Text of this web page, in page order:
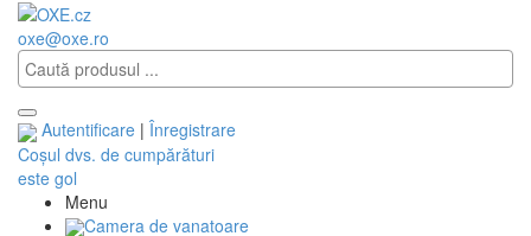
oxe@oxe.ro
Autentificare | Înregistrare
Coșul dvs. de cumpărături
este gol
Menu
Camera de vanatoare